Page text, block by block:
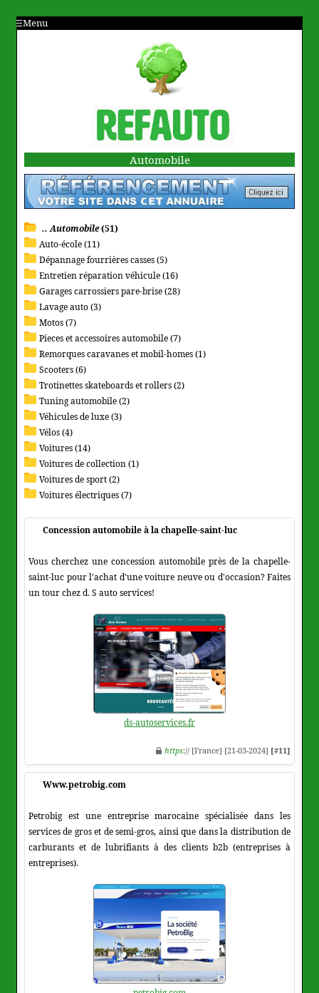
Menu
Automobile
.. Automobile(51)
Auto-école (11)
Dépannage fourrières casses (5)
Entretien réparation véhicule (16)
Garages carrossiers pare-brise (28)
Lavage auto (3)
Motos (7)
Pieces et accessoires automobile (7)
Remorques caravanes et mobil-homes (1)
Scooters (6)
Trotinettes skateboards et rollers (2)
Tuning automobile (2)
Véhicules de luxe (3)
Vélos (4)
Voitures (14)
Voitures de collection (1)
Voitures de sport (2)
Voitures électriques (7)
Concession automobile à la chapelle-saint-luc
Vous cherchez une concession automobile près de la chapelle-
saint-luc pour l'achat d'une voiture neuve ou d'occasion? Faites
un tour chez d. S auto services!
ds-autoservices.fr
https:// [France] [21-03-2024] [#11]
Www.petrobig.com
Petrobig est une entreprise marocaine spécialisée dans les
services de gros et de semi-gros, ainsi que dans la distribution de
carburants et de lubrifiants à des clients b2b (entreprises à
entreprises).